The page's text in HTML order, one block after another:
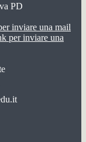
PD
inviare una mail
per inviare una